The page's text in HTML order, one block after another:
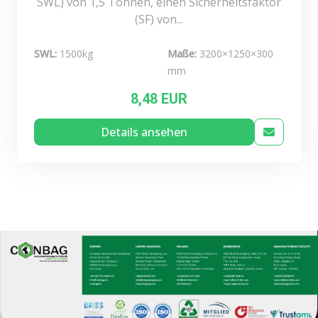
(SF) von...
SWL: 1500kg Maße: 3200×1250×300
mm
8,48 EUR
Details ansehen